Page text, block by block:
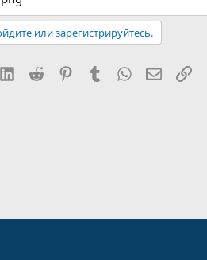
или зарегистрируйтесь.
LinkedIn
Reddit PinterestTumblr WhatsApp